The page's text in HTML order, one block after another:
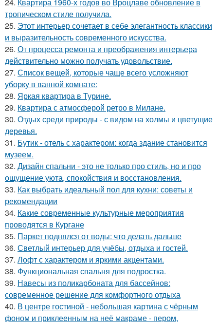
тропическом стиле получила.
25. Этот интерьер сочетает в себе элегантность классики
и выразительность современного искусства.
26. От процесса ремонта и преображения интерьера
действительно можно получать удовольствие.
27. Список вещей, которые чаще всего усложняют
уборку в ванной комнате:
28. Яркая квартира в Турине.
29. Квартира с атмосферой ретро в Милане.
30. Отдых среди природы - с видом на холмы и цветущие
деревья.
31. Бутик - отель с характером: когда здание становится
музеем.
32. Дизайн спальни - это не только про стиль, но и про
ощущение уюта, спокойствия и восстановления.
33. Как выбрать идеальный пол для кухни: советы и
рекомендации
34. Какие современные культурные мероприятия
проводятся в Кургане
35. Паркет поднялся от воды: что делать дальше
36. Светлый интерьер для учёбы, отдыха и гостей.
37. Лофт с характером и яркими акцентами.
38. Функциональная спальня для подростка.
39. Навесы из поликарбоната для бассейнов:
современное решение для комфортного отдыха
40. В центре гостиной - небольшая картина с чёрным
фоном и приклеенным на неё макраме - пером,